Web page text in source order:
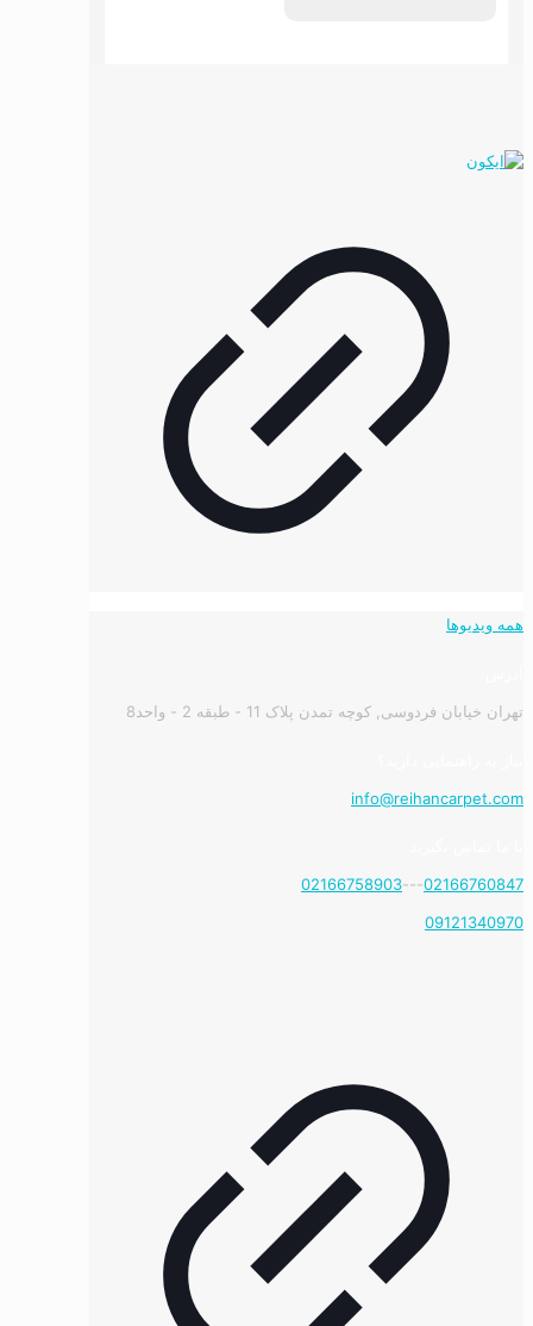
همه ویدیوها
تهران خیابان فردوسی, کوچه تمدن پلاک 11 - طبقه 2 - واحد8
info@reihancarpet.com
02166760847
---
02166758903
09121340970